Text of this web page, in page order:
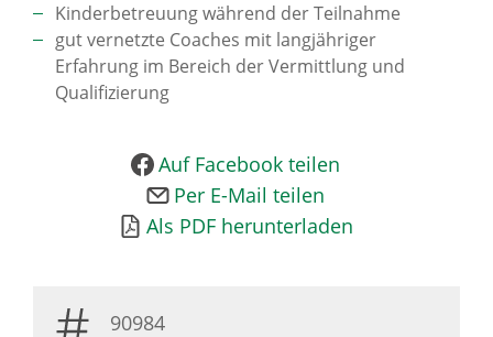
News Archiv
Kinderbetreuung während der Teilnahme
gut vernetzte Coaches mit langjähriger
Erfahrung im Bereich der Vermittlung und
Qualifizierung
Auf Facebook teilen
Per E-Mail teilen
Als PDF herunterladen
90984